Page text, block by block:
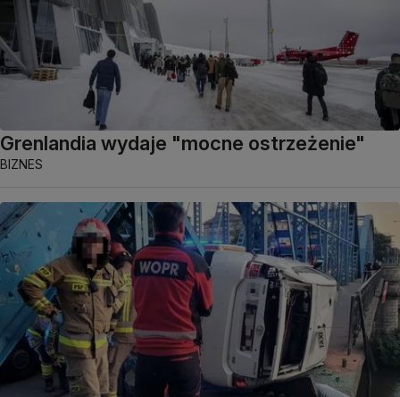
Grenlandia wydaje "mocne ostrzeżenie"
BIZNES